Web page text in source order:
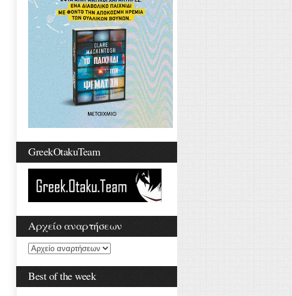
GreekOtakuTeam
Αρχείο αναρτήσεων
Best of the week